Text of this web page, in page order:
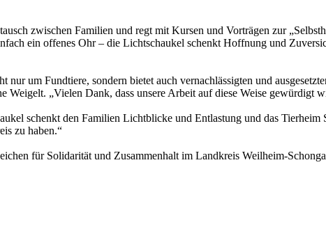
zwischen Familien und regt mit Kursen und Vorträgen zur
ein offenes Ohr – die Lichtschaukel schenkt Hoffnung und
um Fundtiere, sondern bietet auch vernachlässigten und
Weigelt. „Vielen Dank, dass unsere Arbeit auf diese Weise gewürdigt
schenkt den Familien Lichtblicke und Entlastung und das Tierheim
zu haben.“
für Solidarität und Zusammenhalt im Landkreis Weilheim-